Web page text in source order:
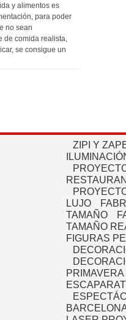
y alimentos es
para poder
no sean
de comida realista,
se consigue un
ZIPI Y
LUJO
TAMAÑO
TAMAÑO
FIGURAS
PRIMAVERA